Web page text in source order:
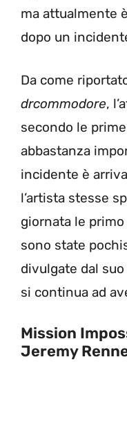
ma attualmente
dopo un
Da come
drcommodore,
secondo le
abbastanza
incidente è
l’artista stesse
giornata le
sono state
divulgate dal
si continua ad
Mission
Jeremy